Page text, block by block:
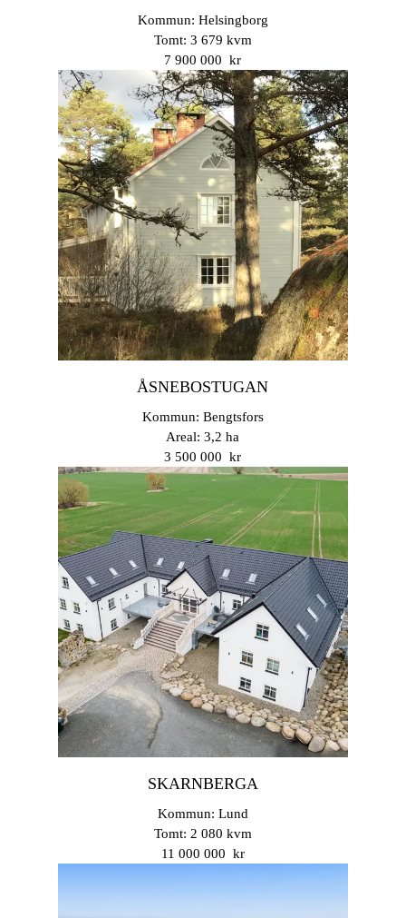
Kommun: Helsingborg
Tomt: 3 679 kvm
7 900 000 kr
ÅSNEBOSTUGAN
Kommun: Bengtsfors
Areal: 3,2 ha
3 500 000 kr
SKARNBERGA
Kommun: Lund
Tomt: 2 080 kvm
11 000 000 kr